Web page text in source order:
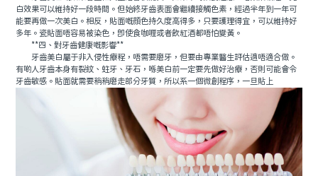
白效果可以維持好一段時間。但始終牙齒表面會繼續接觸色素，經過半年到一年可
能要再做一次美白。相反，貼面嘅顔色持久度高得多，只要護理得宜，可以維持好
多年。瓷貼面唔容易被染色，即使食咖喱或者飲紅酒都唔怕變黃。
**四、對牙齒健康嘅影響**
牙齒美白屬于非入侵性療程，唔需要磨牙，但要由專業醫生評估適唔適合做。
有啲人牙齒本身有裂紋、蛀牙、牙石，喺美白前一定要先做好治療，否則可能會令
牙齒敏感。貼面就需要稍稍磨走部分牙質，所以系一個微創程序，一旦貼上